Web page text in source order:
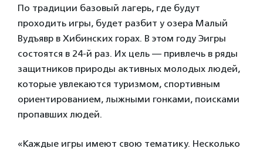
По традиции базовый лагерь, где будут
проходить игры, будет разбит у озера Малый
Вудъявр в Хибинских горах. В этом году Эигры
состоятся в 24-й раз. Их цель — привлечь в ряды
защитников природы активных молодых людей,
которые увлекаются туризмом, спортивным
ориентированием, лыжными гонками, поисками
пропавших людей.
«Каждые игры имеют свою тематику. Несколько